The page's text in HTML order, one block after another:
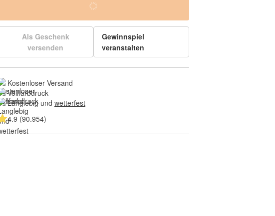
Als Geschenk
versenden
Gewinnspiel
veranstalten
Kostenloser Versand
Vollfarbdruck
Langlebig und wetterfest
4.9 (90.954)